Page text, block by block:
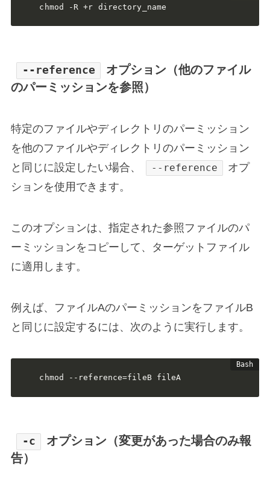
chmod -R +r directory_name
--reference
オプション（他のファイル
のパーミッションを参照）
特定のファイルやディレクトリのパーミッション
を他のファイルやディレクトリのパーミッション
と同じに設定したい場合、
--reference
オプ
ションを使用できます。
このオプションは、指定された参照ファイルのパ
ーミッションをコピーして、ターゲットファイル
に適用します。
例えば、ファイルAのパーミッションをファイルB
と同じに設定するには、次のように実行します。
chmod --reference=fileB fileA
-c
オプション（変更があった場合のみ報
告）